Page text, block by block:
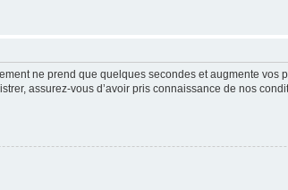
ne prend que quelques secondes et augmente
assurez-vous d’avoir pris connaissance de nos